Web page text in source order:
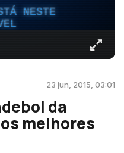
NESTE
23 jun, 2015, 03:01
da
melhores